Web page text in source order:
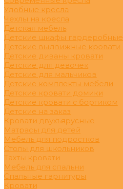
Удобные кресла
Чехлы на кресла
Детская мебель
Детские шкафы гардеробные
Детские выдвижные кровати
Детские диваны кровати
Детские для девочек
Детские для мальчиков
Детские комплекты мебели
Детские кровати домики
Детские кровати с бортиком
Детские на заказ
Кровати двухъярусные
Матрасы для детей
Мебель для подростков
Столы для школьников
Тахты кровати
Мебель для спальни
Спальные гарнитуры
Кровати